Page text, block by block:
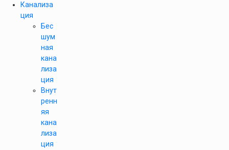
Канализа
ция
Бес
шум
ная
кана
лиза
ция
Внут
ренн
яя
кана
лиза
ция